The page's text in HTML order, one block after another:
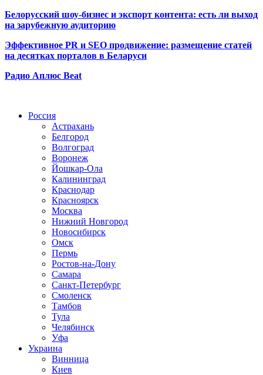
Белорусский шоу-бизнес и экспорт контента: есть ли выход
на зарубежную аудиторию
Эффективное PR и SEO продвижение: размещение статей
на десятках порталов в Беларуси
Радио Аплюс Beat
Россия
Астрахань
Белгород
Волгоград
Воронеж
Йошкар-Ола
Калининград
Краснодар
Красноярск
Москва
Нижний Новгород
Новосибирск
Омск
Пермь
Ростов-на-Дону
Самара
Санкт-Петербург
Смоленск
Тамбов
Тула
Челябинск
Уфа
Украина
Винница
Киев